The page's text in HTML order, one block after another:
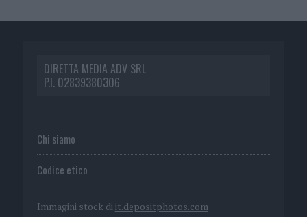
DIRETTA MEDIA ADV SRL
P.I. 02839380306
Chi siamo
Codice etico
Immagini stock di it.depositphotos.com